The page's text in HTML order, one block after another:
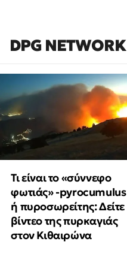
DPG NETWORK
Τι είναι το «σύννεφο
φωτιάς» -pyrocumulus
ή πυροσωρείτης: Δείτε
βίντεο της πυρκαγιάς
στον Κιθαιρώνα